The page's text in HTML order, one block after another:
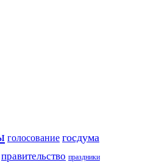
голосование госдума
правительство праздники